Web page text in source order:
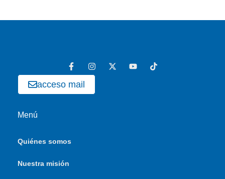
acceso mail
Menú
Quiénes somos
Nuestra misión